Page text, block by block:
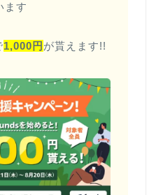
ます
1,000円 が貰えます!!